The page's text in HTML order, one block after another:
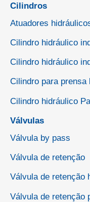
Cilindros
Atuadores
Cilindro hidráulico
Cilindro hidráulico
Cilindro para prensa
Cilindro hidráulico
Válvulas
Válvula by pass
Válvula de retenção
Válvula de retenção
Válvula de retenção